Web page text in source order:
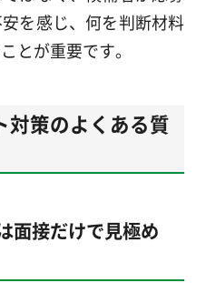
を感じ、何を判断材料
とが重要です。
対策のよくある質
面接だけで見極め